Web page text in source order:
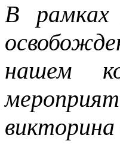
В рамках
нашем